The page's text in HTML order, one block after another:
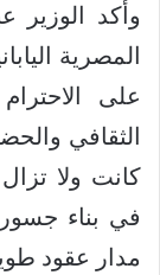
وأكد الوزير
المصرية
على
الثقافي
كانت ولا
في بناء جسور
مدار عقود